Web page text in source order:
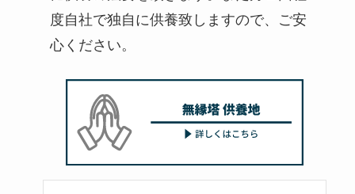
度自社で独自に供養致しますので、ご安
心ください。